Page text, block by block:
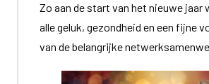
Zo aan de start van het nieuwe jaar
alle geluk, gezondheid en een fijne
van de belangrijke